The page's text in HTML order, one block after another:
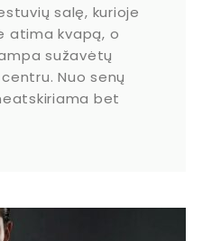
salę, kurioje
atima kvapą, o
sužavėtų
Nuo senų
bet